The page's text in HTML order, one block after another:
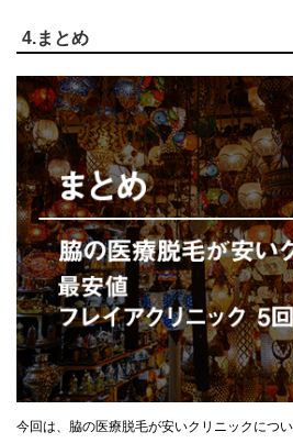
4.まとめ
今回は、脇の医療脱毛が安いクリニックにつ